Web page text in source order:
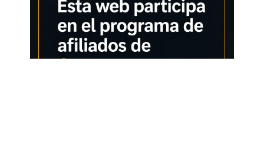
Calidad superior
Pago seguro
Satisfacción garantizada
Devolución garantizada